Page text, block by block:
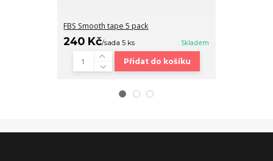
FBS Smooth tape 5 pack
240 Kč/sada 5 ks Skladem
Přidat do košíku